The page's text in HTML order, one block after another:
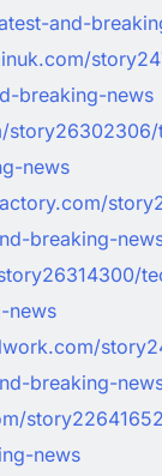
and-
breaking-news
news
breaking-
news
breaking-
news